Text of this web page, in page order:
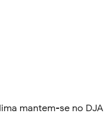
mantem-se no DJA